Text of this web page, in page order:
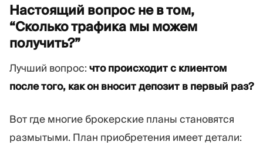
Настоящий вопрос не в том,
“Сколько трафика мы можем
получить?”
Лучший вопрос: что происходит с клиентом
после того, как он вносит депозит в первый раз?
Вот где многие брокерские планы становятся
размытыми. План приобретения имеет детали: